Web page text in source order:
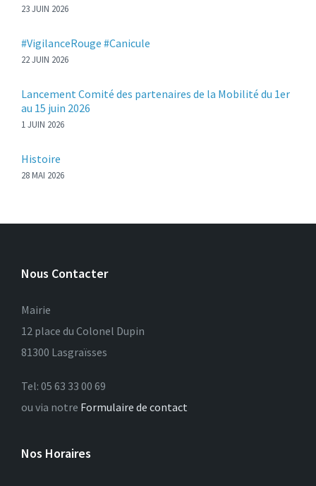
23 JUIN 2026
#VigilanceRouge #Canicule
22 JUIN 2026
Lancement Comité des partenaires de la Mobilité du 1er
au 15 juin 2026
1 JUIN 2026
Histoire
28 MAI 2026
Nous Contacter
Mairie
12 place du Colonel Dupin
81300 Lasgraïsses
Tel: 05 63 33 00 69
ou via notre Formulaire de contact
Nos Horaires